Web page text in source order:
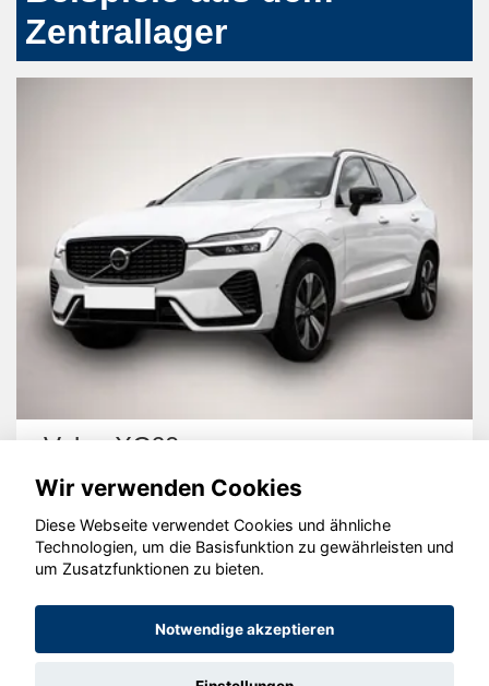
Zentrallager
Volvo XC60
© konjunkturmotor.de GmbH 2020 - 2026
Wir verwenden Cookies
Diese Webseite verwendet Cookies und ähnliche
Technologien, um die Basisfunktion zu gewährleisten und
um Zusatzfunktionen zu bieten.
Notwendige akzeptieren